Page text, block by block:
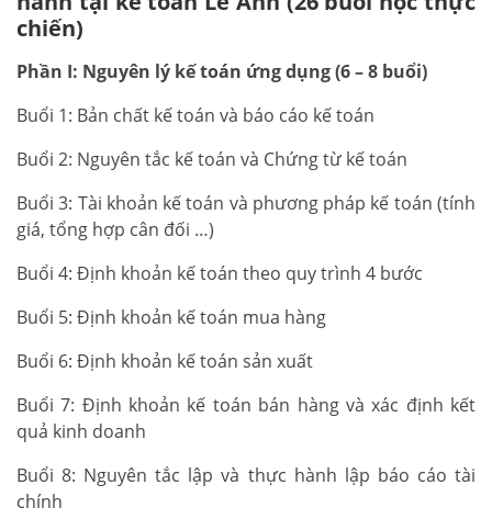
chiến)
Phần I: Nguyên lý kế toán ứng dụng (6 – 8 buổi)
Buổi 1: Bản chất kế toán và báo cáo kế toán
Buổi 2: Nguyên tắc kế toán và Chứng từ kế toán
Buổi 3: Tài khoản kế toán và phương pháp kế toán (tính
giá, tổng hợp cân đối …)
Buổi 4: Định khoản kế toán theo quy trình 4 bước
Buổi 5: Định khoản kế toán mua hàng
Buổi 6: Định khoản kế toán sản xuất
Buổi 7: Định khoản kế toán bán hàng và xác định kết
quả kinh doanh
Buổi 8: Nguyên tắc lập và thực hành lập báo cáo tài
chính